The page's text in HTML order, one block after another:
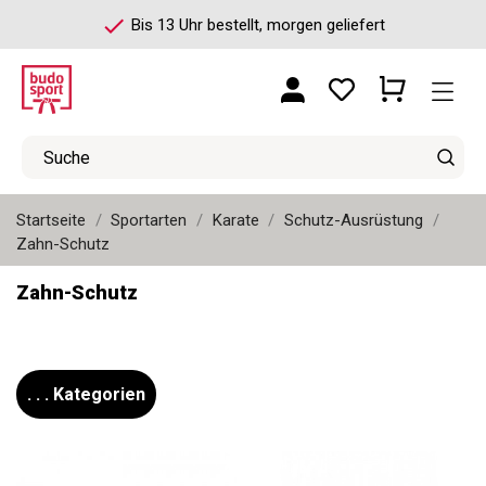
check Bis 13 Uhr bestellt, morgen geliefert
Startseite Sportarten Karate
Schutz-Ausrüstung
Zahn-Schutz
Zahn-Schutz
. . . Kategorien